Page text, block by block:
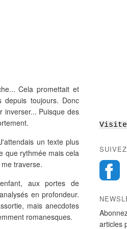
Cela promettait et
toujours. Donc
inverser... Puisque des
un texte plus
que rythmée mais cela
traverse.
aux portes de
en profondeur.
mais anecdotes
romanesques.
articles